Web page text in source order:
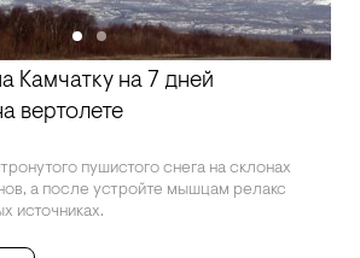
Камчатку на 7 дней
вертолете
пушистого снега на склонах
а после устройте мышцам релакс
источниках.